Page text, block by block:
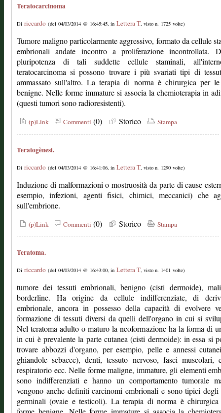
Teratocarcinoma
Di riccardo (del 04/03/2014 @ 16:45:45, in Lettera T, visto n. 1725 volte)
Tumore maligno particolarmente aggressivo, formato da cellule
embrionali andate incontro a proliferazione incontrollata.
pluripotenza di tali suddette cellule staminali,
teratocarcinoma si possono trovare i più svariati tipi di
ammassato sull'altro. La terapia di norma è chirurgica per
benigne. Nelle forme immature si associa la chemioterapia in
(questi tumori sono radioresistenti).
(p)Link Commenti (0) Storico Stampa
Teratogènesi.
Di riccardo (del 04/03/2014 @ 16:41:06, in Lettera T, visto n. 1290 volte)
Induzione di malformazioni o mostruosità da parte di cause
esempio, infezioni, agenti fisici, chimici, meccanici) che
sull'embrione.
(p)Link Commenti (0) Storico Stampa
Teratoma.
Di riccardo (del 04/03/2014 @ 16:43:00, in Lettera T, visto n. 1401 volte)
tumore dei tessuti embrionali, benigno (cisti dermoide),
borderline. Ha origine da cellule indifferenziate, di
embrionale, ancora in possesso della capacità di evolvere
formazione di tessuti diversi da quelli dell'organo in cui si
Nel teratoma adulto o maturo la neoformazione ha la forma di
in cui è prevalente la parte cutanea (cisti dermoide): in essa si
trovare abbozzi d'organo, per esempio, pelle e annessi
ghiandole sebacee), denti, tessuto nervoso, fasci muscolari,
respiratorio ecc. Nelle forme maligne, immature, gli elementi
sono indifferenziati e hanno un comportamento tumorale
vengono anche definiti carcinomi embrionali e sono tipici degli
germinali (ovaie e testicoli). La terapia di norma è